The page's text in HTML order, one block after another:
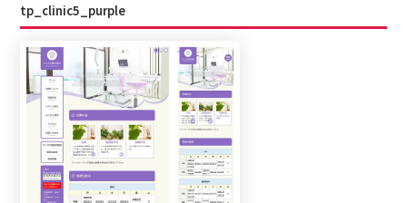
tp_clinic5_purple